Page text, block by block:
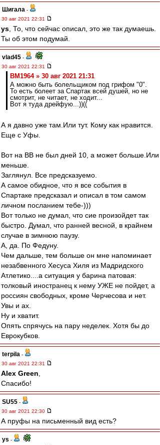
Шигала -
30 авг 2021 22:31
ys , То, что сейчас описал, это же так думаешь.
Ты об этом подумай.
vlad45 -
30 авг 2021 22:31
BM1964 » 30 авг 2021 21:31
А можно быть болельщиком под грифом "0".
То есть болеет за Спартак всей душей, но не
смотрит, не читает, не ходит...
Вот я туда дрейфую...))((
А я давно уже там.Или тут. Кому как нравится.
Еще с Уфы.
Вот на ВВ не был дней 10, а может больше.Или
меньше.
Заглянул. Все предсказуемо.
А самое обидное, что я все события в
Спартаке предсказал и описал в том самом
личном посланием тебе-)))
Вот только не думал, что сие произойдет так
быстро. Думал, что ранней весной, в крайнем
случае в зимнюю паузу.
А, да. По Федуну.
Чем дальше, тем больше он мне напоминает
незабвенного Хесуса Хиля из Мадридского
Атлетико....а ситуация у барина патовая:
толковый иностранец к нему УЖЕ не пойдет, а
россиян свободных, кроме Черчесова и нет.
Увы и ах.
Ну и хватит.
Опять спрячусь на пару неделек. Хотя бы до
Еврокубков.
terpila -
30 авг 2021 22:31
Alex Green
Спасибо!
SU55 -
30 авг 2021 22:30
А пруфы на письменный вид есть?
ys -